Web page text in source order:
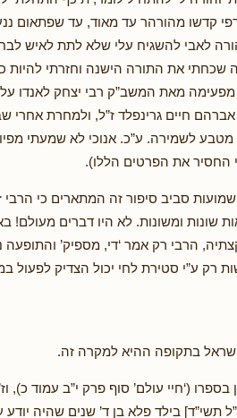
קדשו מהורהר עד מאוד, עד שפתאום ננער
לאבי להשגיח עלי שלא לתת לאיש
שכחתי את התורה הישנה וחזרתי להיות
מאת המשב”ק רבי יצחק לאנדו
חיים גרינפלד ז”ל, ולמחרת אחרי
לו מטבע לשמירה. ע”כ. אנוכי לא שמעתי
החסיר את הפרטים הללו).
סביב סיפור זה המתארים כי הרבי
שונות ומשונות. לא היו דברים מעולם!
הרבי רק אמר ‘די, מספיק’ והתופעה
רק ע”י סטירת לחי יכול הצדיק לפעול
ישראל בתקופה ההיא למקרה זה.
(‘חיי עולם’ סוף פרק י”ב עמוד כ),
תשי”ד] בילד פלא בן ד’ שנים שהיה